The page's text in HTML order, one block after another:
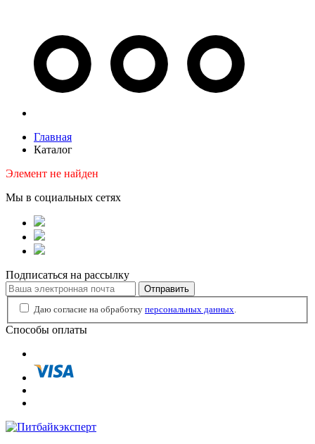
Главная
Каталог
Элемент не найден
Мы в социальных сетях
Подписаться на рассылку
Отправить
Даю согласие на обработку персональных данных.
Способы оплаты